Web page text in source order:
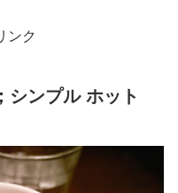
ンク
シンプル ホット